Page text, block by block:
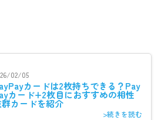
02/05
カードは2枚持ちできる？Pay
カード+2枚目におすすめの相性
カードを紹介
>続きを読む